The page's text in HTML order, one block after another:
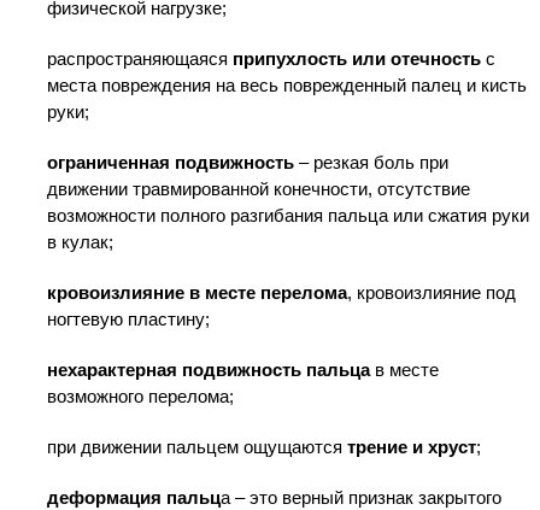
физической нагрузке;
распространяющаяся припухлость или отечностьс
места повреждения на весь поврежденный палец и кисть
руки;
ограниченная подвижность– резкая боль при
движении травмированной конечности, отсутствие
возможности полного разгибания пальца или сжатия руки
в кулак;
кровоизлияние в месте перелома, кровоизлияние под
ногтевую пластину;
нехарактерная подвижность пальцав месте
возможного перелома;
при движении пальцем ощущаются трение и хруст;
деформация пальца – это верный признак закрытого